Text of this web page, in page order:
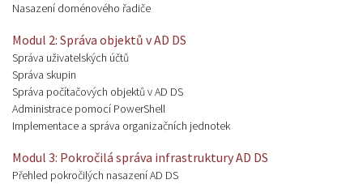
Nasazení doménového řadiče
Modul 2: Správa objektů v AD DS
Správa uživatelských účtů
Správa skupin
Správa počítačových objektů v AD DS
Administrace pomocí PowerShell
Implementace a správa organizačních jednotek
Modul 3: Pokročilá správa infrastruktury AD DS
Přehled pokročilých nasazení AD DS